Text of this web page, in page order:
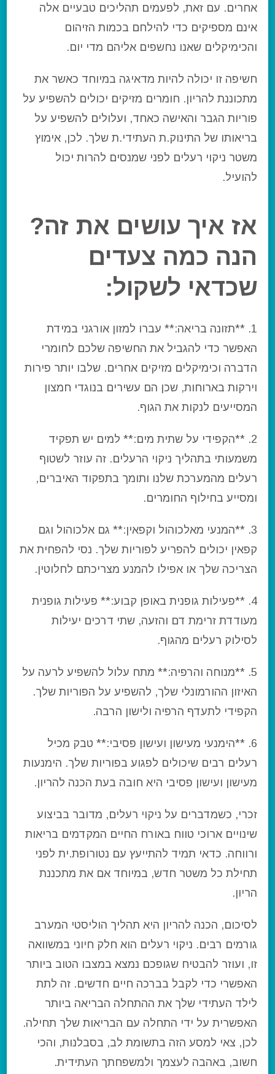
אחרים. עם זאת, לפעמים תהליכים טבעיים אלה
אינם מספיקים כדי להילחם בכמות הזיהום
והכימיקלים שאנו נחשפים אליהם מדי יום.
חשיפה זו יכולה להיות מדאיגה במיוחד כאשר את
מתכוננת להריון. חומרים מזיקים יכולים להשפיע על
פוריות הגבר והאישה כאחד, ועלולים להשפיע על
בריאותו של התינוק.ת העתידי.ת שלך. לכן, אימוץ
משטר ניקוי רעלים לפני שמנסים להרות יכול
להועיל.
אז איך עושים את זה?
הנה כמה צעדים
שכדאי לשקול:
1. **תזונה בריאה:** עברו למזון אורגני במידת
האפשר כדי להגביל את החשיפה שלכם לחומרי
הדברה וכימיקלים מזיקים אחרים. שלבו יותר פירות
וירקות בארוחות, שכן הם עשירים בנוגדי חמצון
המסייעים לנקות את הגוף.
2. **הקפידי על שתית מים:** למים יש תפקיד
משמעותי בתהליך ניקוי הרעלים. זה עוזר לשטוף
רעלים מהמערכת שלנו ותומך בתפקוד האיברים,
ומסייע בחילוף החומרים.
3. **המנעי מאלכוהול וקפאין:** גם אלכוהול וגם
קפאין יכולים להפריע לפוריות שלך. נסי להפחית את
הצריכה שלך או אפילו להמנע מצריכתם לחלוטין.
4. **פעילות גופנית באופן קבוע:** פעילות גופנית
מעודדת זרימת דם והזעה, שתי דרכים יעילות
לסילוק רעלים מהגוף.
5. **מנוחה והרפיה:** מתח עלול להשפיע לרעה על
האיזון ההורמונלי שלך, להשפיע על הפוריות שלך.
הקפידי לתעדף הרפיה ולישון הרבה.
6. **הימנעי מעישון ועישון פסיבי:** טבק מכיל
רעלים רבים שיכולים לפגוע בפוריות שלך. הימנעות
מעישון ועישון פסיבי היא חובה בעת הכנה להריון.
זכרי, כשמדברים על ניקוי רעלים, מדובר בביצוע
שינויים ארוכי טווח באורח החיים המקדמים בריאות
ורווחה. כדאי תמיד להתייעץ עם נטורופת.ית לפני
תחילת כל משטר חדש, במיוחד אם את מתכננת
הריון.
לסיכום, הכנה להריון היא תהליך הוליסטי המערב
גורמים רבים. ניקוי רעלים הוא חלק חיוני במשוואה
זו, ועוזר להבטיח שגופכם נמצא במצבו הטוב ביותר
האפשרי כדי לקבל בברכה חיים חדשים. זה לתת
לילד העתידי שלך את ההתחלה הבריאה ביותר
האפשרית על ידי התחלה עם הבריאות שלך תחילה.
לכן, צאי למסע הזה בתשומת לב, בסבלנות, והכי
חשוב, באהבה לעצמך ולמשפחתך העתידית.